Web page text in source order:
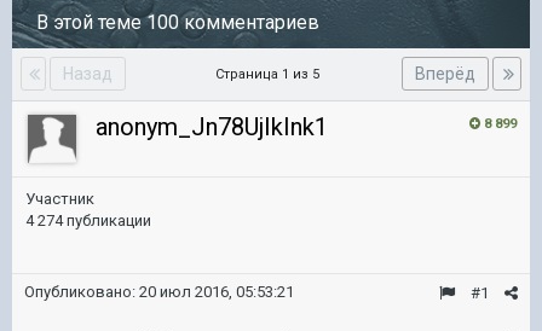
В этой теме 100 комментариев
Назад Вперёд
Страница 1 из 5
8 899
anonym_Jn78UjIkInk1
Участник
4 274 публикации
#1
Опубликовано: 20 июл 2016, 05:53:21